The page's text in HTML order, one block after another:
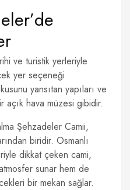
ve turistik yerleriyle
yer seçeneği
yansıtan yapıları ve
hava müzesi gibidir.
Şehzadeler Camii,
biridir. Osmanlı
dikkat çeken cami,
sunar hem de
bir mekan sağlar.